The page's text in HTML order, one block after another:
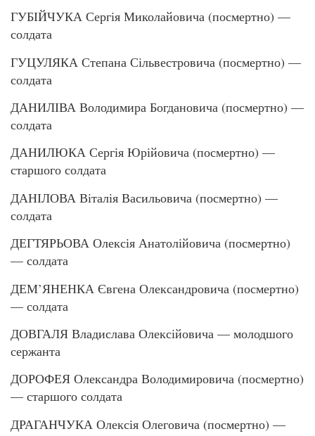
ГУБІЙЧУКА Сергія Миколайовича (посмертно) —
солдата
ГУЦУЛЯКА Степана Сільвестровича (посмертно) —
солдата
ДАНИЛІВА Володимира Богдановича (посмертно) —
солдата
ДАНИЛЮКА Сергія Юрійовича (посмертно) —
старшого солдата
ДАНІЛОВА Віталія Васильовича (посмертно) —
солдата
ДЕГТЯРЬОВА Олексія Анатолійовича (посмертно)
— солдата
ДЕМ’ЯНЕНКА Євгена Олександровича (посмертно)
— солдата
ДОВГАЛЯ Владислава Олексійовича — молодшого
сержанта
ДОРОФЕЯ Олександра Володимировича (посмертно)
— старшого солдата
ДРАГАНЧУКА Олексія Олеговича (посмертно) —